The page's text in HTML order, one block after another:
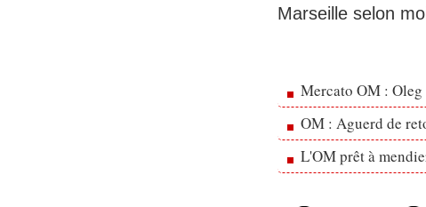
Marseille selon
Mercato OM :
OM : Aguerd de
L'OM prêt à